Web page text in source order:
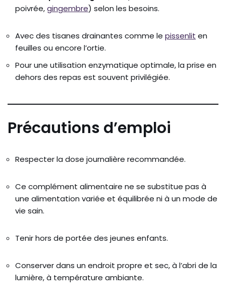
poivrée,gingembre) selon les besoins.
Avec des tisanes drainantes comme le pissenlit en
feuilles ou encore l’ortie.
Pour une utilisation enzymatique optimale, la prise en
dehors des repas est souvent privilégiée.
Précautions d’emploi
Respecter la dose journalière recommandée.
Ce complément alimentaire ne se substitue pas à
une alimentation variée et équilibrée ni à un mode de
vie sain.
Tenir hors de portée des jeunes enfants.
Conserver dans un endroit propre et sec, à l’abri de la
lumière, à température ambiante.